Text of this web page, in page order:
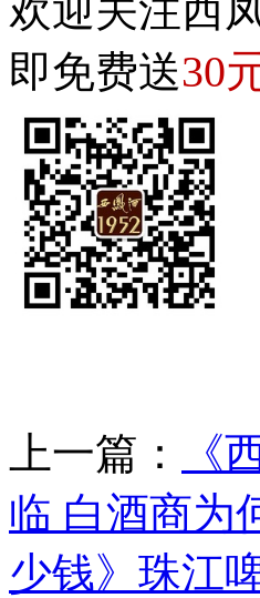
欢迎关注西
即免费送30
上一篇：
《
临 白酒商为
少钱》珠江